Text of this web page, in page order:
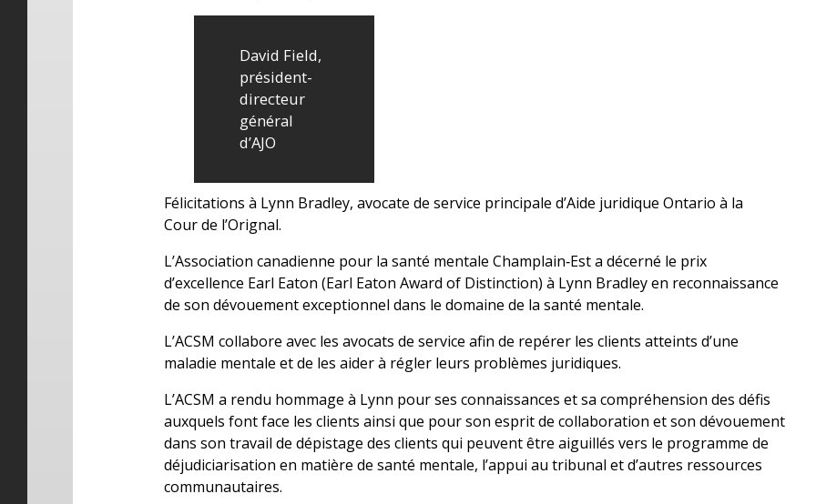
David Field,
président-
directeur
général
d’AJO
Félicitations à Lynn Bradley, avocate de service principale d’Aide juridique Ontario à la
Cour de l’Orignal.
L’Association canadienne pour la santé mentale Champlain‑Est a décerné le prix
d’excellence Earl Eaton (Earl Eaton Award of Distinction) à Lynn Bradley en reconnaissance
de son dévouement exceptionnel dans le domaine de la santé mentale.
L’ACSM collabore avec les avocats de service afin de repérer les clients atteints d’une
maladie mentale et de les aider à régler leurs problèmes juridiques.
L’ACSM a rendu hommage à Lynn pour ses connaissances et sa compréhension des défis
auxquels font face les clients ainsi que pour son esprit de collaboration et son dévouement
dans son travail de dépistage des clients qui peuvent être aiguillés vers le programme de
déjudiciarisation en matière de santé mentale, l’appui au tribunal et d’autres ressources
communautaires.